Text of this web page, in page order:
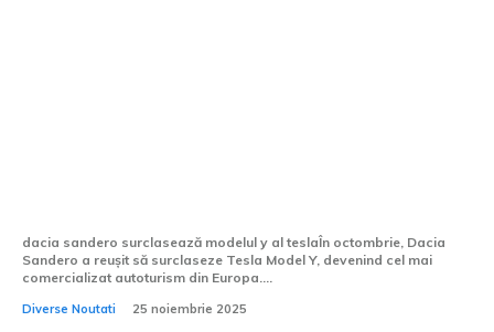
dacia sandero surclasează modelul y al teslaÎn octombrie, Dacia
Sandero a reușit să surclaseze Tesla Model Y, devenind cel mai
comercializat autoturism din Europa....
Diverse Noutati 25 noiembrie 2025